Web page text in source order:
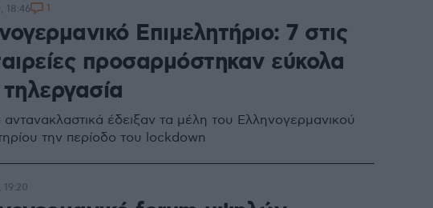
Επιμελητήριο: 7 στις
προσαρμόστηκαν εύκολα
έδειξαν τα μέλη του Ελληνογερμανικού
την περίοδο του lockdown
18:46 1
19:20